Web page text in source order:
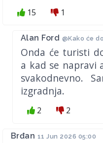
15 1
Alan Ford @Kako će
Onda će turisti
a kad se napravi
svakodnevno.
izgradnja.
2 2
Brđan 11 Jun 2026 05:00